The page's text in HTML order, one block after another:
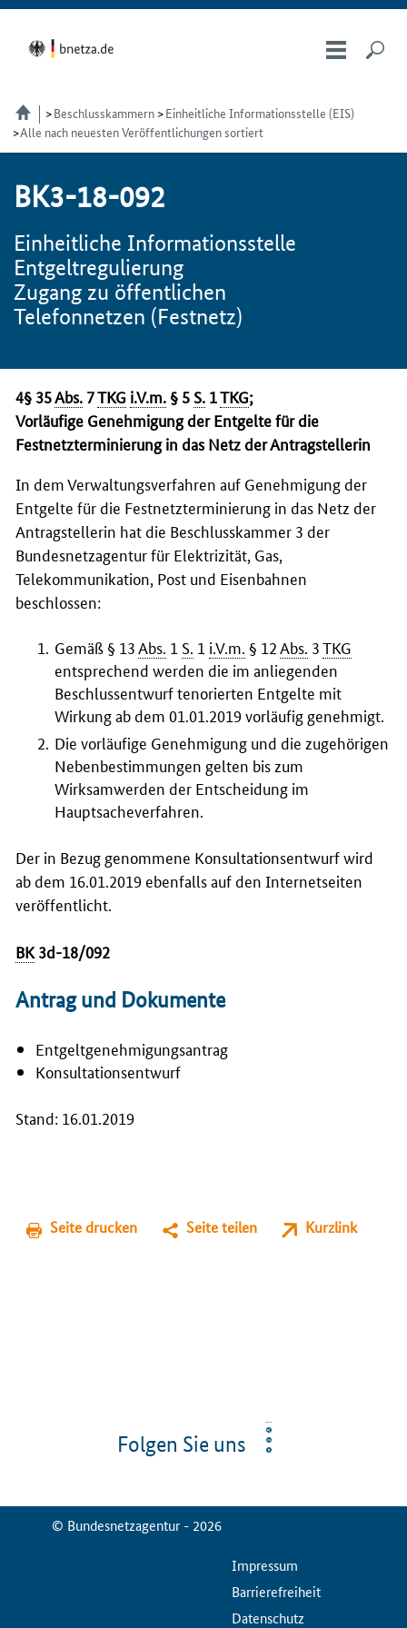
Beschlusskammern
Einheitliche Informationsstelle (EIS)
Alle nach neuesten Veröffentlichungen sortiert
BK3-18-092
Einheitliche Informationsstelle
Entgeltregulierung
Zugang zu öffentlichen
Telefonnetzen (Festnetz)
4§ 35Abs. 7TKG i.V.m.§ 5 S. 1 TKG;
Vorläufige Genehmigung der Entgelte für die
Festnetzterminierung in das Netz der Antragstellerin
In dem Verwaltungsverfahren auf Genehmigung der
Entgelte für die Festnetzterminierung in das Netz der
Antragstellerin hat die Beschlusskammer 3 der
Bundesnetzagentur für Elektrizität, Gas,
Telekommunikation, Post und Eisenbahnen
beschlossen:
Gemäß § 13 Abs. 1 S. 1 i.V.m. § 12 Abs. 3TKG
entsprechend werden die im anliegenden
Beschlussentwurf tenorierten Entgelte mit
Wirkung ab dem 01.01.2019 vorläufig genehmigt.
Die vorläufige Genehmigung und die zugehörigen
Nebenbestimmungen gelten bis zum
Wirksamwerden der Entscheidung im
Hauptsacheverfahren.
Der in Bezug genommene Konsultationsentwurf wird
ab dem 16.01.2019 ebenfalls auf den Internetseiten
veröffentlicht.
BK3d-18/092
Antrag und Dokumente
Entgeltgenehmigungsantrag
Konsultationsentwurf
Stand: 16.01.2019
Seite drucken Seite teilen Kurzlink
Folgen Sie uns
© Bundesnetzagentur - 2026
ServiceMenuImpressum
Barrierefreiheit
Datenschutz